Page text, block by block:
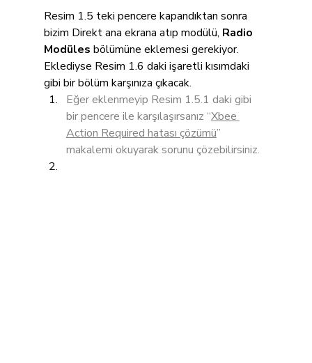
Resim 1.5 teki pencere kapandıktan sonra
bizim Direkt ana ekrana atıp modülü, Radio
Modüles bölümüne eklemesi gerekiyor.
Eklediyse Resim 1.6 daki işaretli kısımdaki
gibi bir bölüm karşınıza çıkacak.
Eğer eklenmeyip Resim 1.5.1 daki gibi
bir pencere ile karşılaşırsanız “Xbee
Action Required hatası çözümü”
makalemi okuyarak sorunu çözebilirsiniz.